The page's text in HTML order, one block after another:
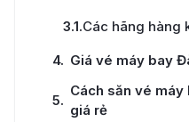
3.1.Các hãng hàng
4. Giá vé máy bay
5.
Cách săn vé
giá rẻ